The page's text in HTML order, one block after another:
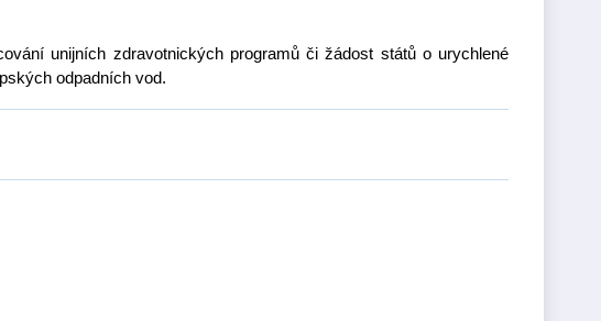
unijních zdravotnických programů či žádost států o urychlené
odpadních vod.